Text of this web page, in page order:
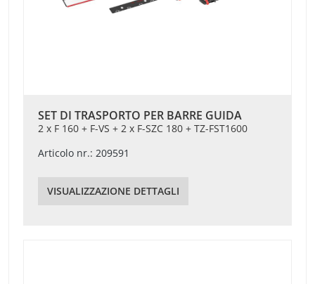
SET DI TRASPORTO PER BARRE GUIDA
2 x F 160 + F-VS + 2 x F-SZC 180 + TZ-FST1600
Articolo nr.: 209591
VISUALIZZAZIONE DETTAGLI